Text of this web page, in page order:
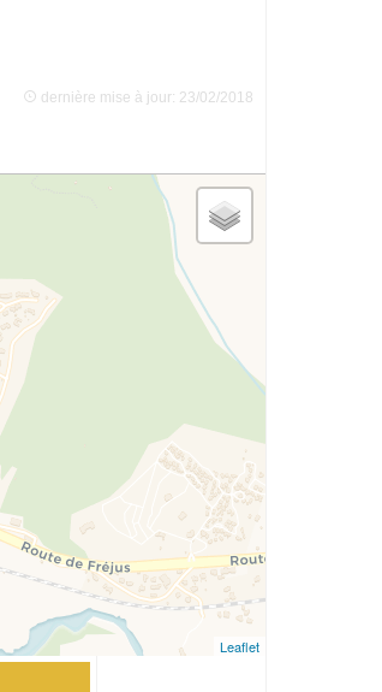
dernière mise à jour: 23/02/2018
Leaflet